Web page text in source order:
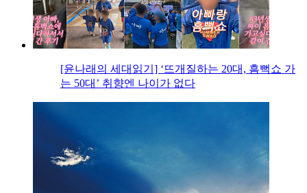
[윤나래의 세대읽기] ‘뜨개질하는 20대, 흠뻑쇼 가
는 50대’ 취향엔 나이가 없다